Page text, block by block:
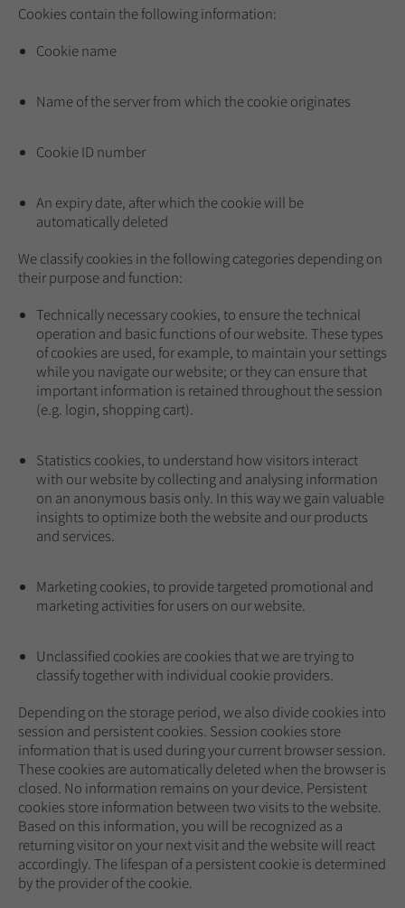
Cookies contain the following information:
Cookie name
Name of the server from which the cookie originates
Cookie ID number
An expiry date, after which the cookie will be
automatically deleted
We classify cookies in the following categories depending on
their purpose and function:
Technically necessary cookies, to ensure the technical
operation and basic functions of our website. These types
of cookies are used, for example, to maintain your settings
while you navigate our website; or they can ensure that
important information is retained throughout the session
(e.g. login, shopping cart).
Statistics cookies, to understand how visitors interact
with our website by collecting and analysing information
on an anonymous basis only. In this way we gain valuable
insights to optimize both the website and our products
and services.
Marketing cookies, to provide targeted promotional and
marketing activities for users on our website.
Unclassified cookies are cookies that we are trying to
classify together with individual cookie providers.
Depending on the storage period, we also divide cookies into
session and persistent cookies. Session cookies store
information that is used during your current browser session.
These cookies are automatically deleted when the browser is
closed. No information remains on your device. Persistent
cookies store information between two visits to the website.
Based on this information, you will be recognized as a
returning visitor on your next visit and the website will react
accordingly. The lifespan of a persistent cookie is determined
by the provider of the cookie.